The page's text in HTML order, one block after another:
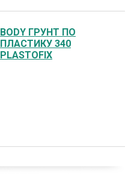
BODY ГРУНТ ПО
ПЛАСТИКУ 340
PLASTOFIX